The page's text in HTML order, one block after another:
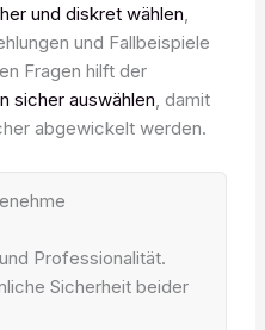
und diskret wählen,
und Fallbeispiele
Fragen hilft der
sicher auswählen, damit
abgewickelt werden.
Professionalität.
Sicherheit beider